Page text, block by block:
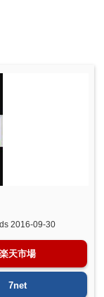
2016-09-30
楽天市場
7net